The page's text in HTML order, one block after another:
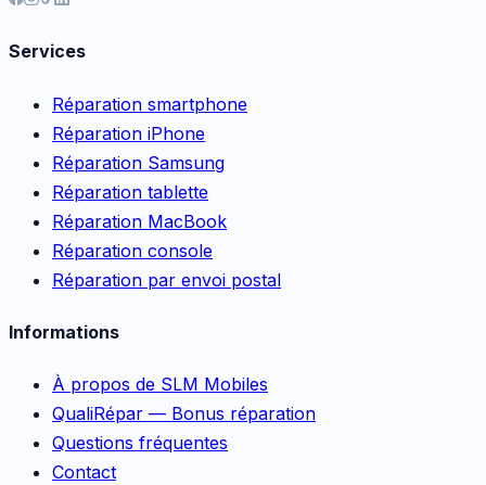
Services
Réparation smartphone
Réparation iPhone
Réparation Samsung
Réparation tablette
Réparation MacBook
Réparation console
Réparation par envoi postal
Informations
À propos de SLM Mobiles
QualiRépar — Bonus réparation
Questions fréquentes
Contact